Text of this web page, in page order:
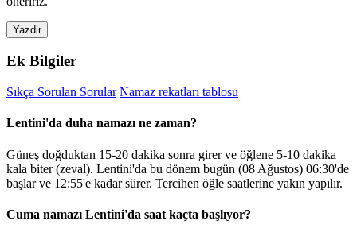
Yazdir
Ek Bilgiler
Sıkça Sorulan Sorular Namaz rekatları tablosu
Lentini'da duha namazı ne zaman?
Güneş doğduktan 15-20 dakika sonra girer ve öğlene 5-10 dakika
kala biter (zeval). Lentini'da bu dönem bugün (08 Ağustos) 06:30'de
başlar ve 12:55'e kadar sürer. Tercihen öğle saatlerine yakın yapılır.
Cuma namazı Lentini'da saat kaçta başlıyor?